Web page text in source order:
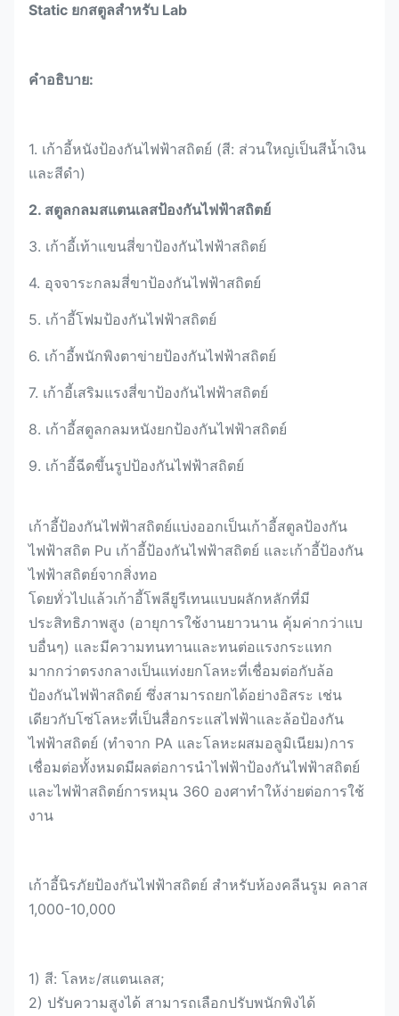
Static ยกสตูลสำหรับ Lab
คำอธิบาย:
1. เก้าอี้หนังป้องกันไฟฟ้าสถิตย์ (สี: ส่วนใหญ่เป็นสีน้ำเงิน
และสีดำ)
2. สตูลกลมสแตนเลสป้องกันไฟฟ้าสถิตย์
3. เก้าอี้เท้าแขนสี่ขาป้องกันไฟฟ้าสถิตย์
4. อุจจาระกลมสี่ขาป้องกันไฟฟ้าสถิตย์
5. เก้าอี้โฟมป้องกันไฟฟ้าสถิตย์
6. เก้าอี้พนักพิงตาข่ายป้องกันไฟฟ้าสถิตย์
7. เก้าอี้เสริมแรงสี่ขาป้องกันไฟฟ้าสถิตย์
8. เก้าอี้สตูลกลมหนังยกป้องกันไฟฟ้าสถิตย์
9. เก้าอี้ฉีดขึ้นรูปป้องกันไฟฟ้าสถิตย์
เก้าอี้ป้องกันไฟฟ้าสถิตย์แบ่งออกเป็นเก้าอี้สตูลป้องกัน
ไฟฟ้าสถิต Pu เก้าอี้ป้องกันไฟฟ้าสถิตย์ และเก้าอี้ป้องกัน
ไฟฟ้าสถิตย์จากสิ่งทอ
โดยทั่วไปแล้วเก้าอี้โพลียูรีเทนแบบผลักหลักที่มี
ประสิทธิภาพสูง (อายุการใช้งานยาวนาน คุ้มค่ากว่าแบ
บอื่นๆ) และมีความทนทานและทนต่อแรงกระแทก
มากกว่าตรงกลางเป็นแท่งยกโลหะที่เชื่อมต่อกับล้อ
ป้องกันไฟฟ้าสถิตย์ ซึ่งสามารถยกได้อย่างอิสระ เช่น
เดียวกับโซ่โลหะที่เป็นสื่อกระแสไฟฟ้าและล้อป้องกัน
ไฟฟ้าสถิตย์ (ทำจาก PA และโลหะผสมอลูมิเนียม)การ
เชื่อมต่อทั้งหมดมีผลต่อการนำไฟฟ้าป้องกันไฟฟ้าสถิตย์
และไฟฟ้าสถิตย์การหมุน 360 องศาทำให้ง่ายต่อการใช้
งาน
เก้าอี้นิรภัยป้องกันไฟฟ้าสถิตย์ สำหรับห้องคลีนรูม คลาส
1,000-10,000
1) สี: โลหะ/สแตนเลส;
2) ปรับความสูงได้ สามารถเลือกปรับพนักพิงได้